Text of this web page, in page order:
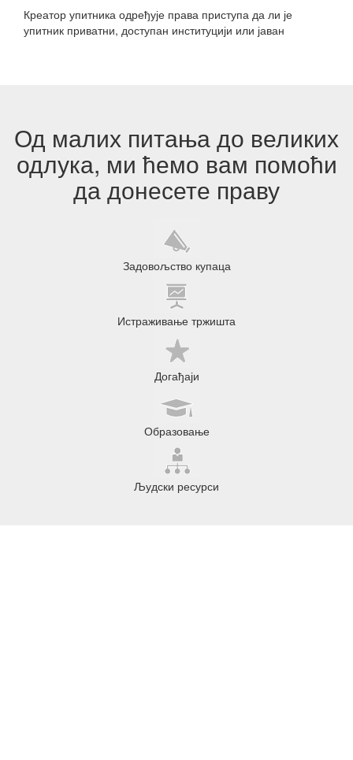
Креатор упитника одређује права приступа да ли је
упитник приватни, доступан институцији или јаван
Од малих питања до великих
одлука, ми ћемо вам помоћи
да донесете праву
Задовољство купаца
Истраживање тржишта
Догађаји
Образовање
Људски ресурси